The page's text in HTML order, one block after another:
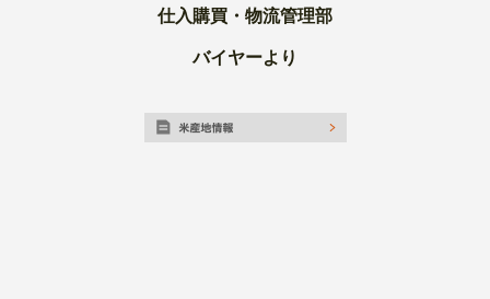
仕入購買・物流管理部
バイヤーより